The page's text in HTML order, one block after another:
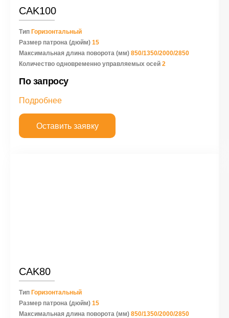
CAK100
Тип Горизонтальный
Размер патрона (дюйм) 15
Максимальная длина поворота (мм) 850/1350/2000/2850
Количество одновременно управляемых осей 2
По запросу
Подробнее
Оставить заявку
CAK80
Тип Горизонтальный
Размер патрона (дюйм) 15
Максимальная длина поворота (мм) 850/1350/2000/2850